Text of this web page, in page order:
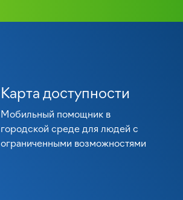
Карта доступности
Мобильный помощник в
городской среде для людей с
ограниченными возможностями